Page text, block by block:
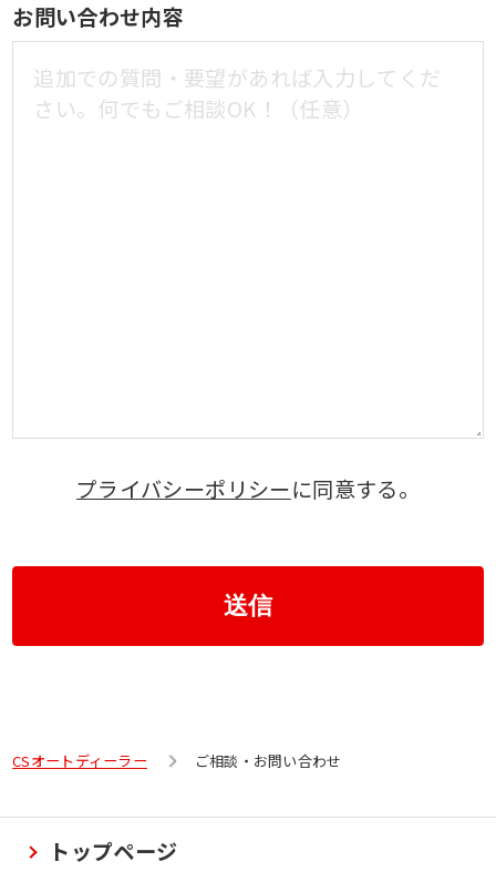
お問い合わせ内容
プライバシーポリシーに同意する。
送信
CSオートディーラー ご相談・お問い合わせ
トップページ